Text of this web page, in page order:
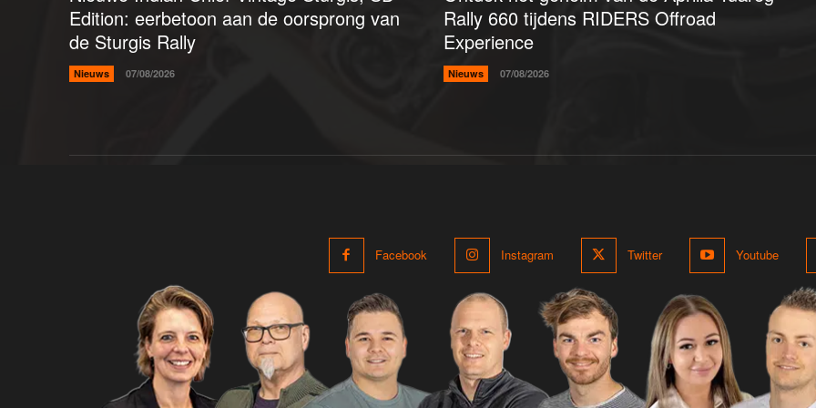
Edition: eerbetoon aan de oorsprong van
de Sturgis Rally
Nieuws 07/08/2026
Rally 660 tijdens RIDERS Offroad
Experience
Nieuws 07/08/2026
Facebook Instagram Twitter Youtube